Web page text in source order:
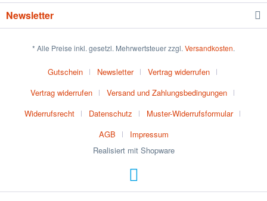
Newsletter
* Alle Preise inkl. gesetzl. Mehrwertsteuer zzgl. Versandkosten.
Gutschein Newsletter
Vertrag widerrufen
Vertrag widerrufen
Versand und Zahlungsbedingungen
Widerrufsrecht
Datenschutz
Muster-Widerrufsformular
AGB
Impressum
Realisiert mit Shopware